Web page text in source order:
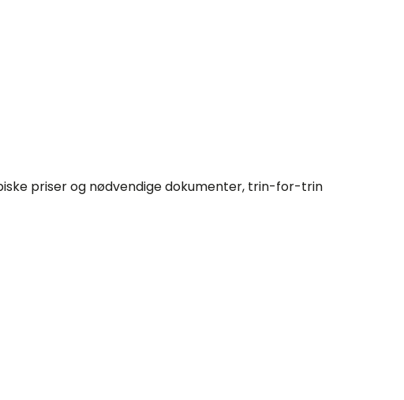
priser og nødvendige dokumenter, trin-for-trin